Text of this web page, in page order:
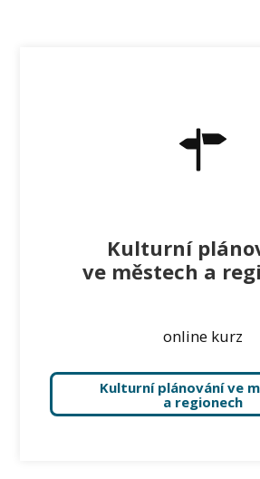
Kulturní
ve městech a
online kurz
Kulturní plánování ve
a regionech